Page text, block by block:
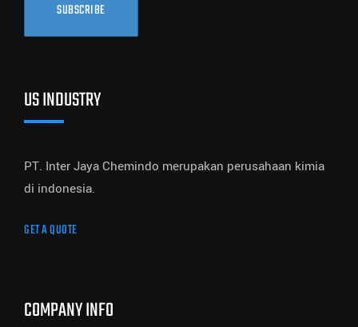
SUBSCRIBE
US INDUSTRY
PT. Inter Jaya Chemindo merupakan perusahaan kimia
di indonesia.
GET A QUOTE
COMPANY INFO